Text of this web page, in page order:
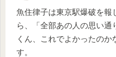
魚住律子は東京駅爆破を報
ら、「全部あの人の思い通
くん、これでよかったのか
す。